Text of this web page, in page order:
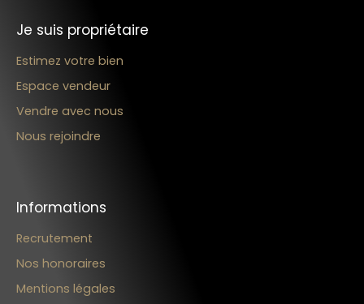
Je suis propriétaire
Estimez votre bien
Espace vendeur
Vendre avec nous
Nous rejoindre
Informations
Recrutement
Nos honoraires
Mentions légales